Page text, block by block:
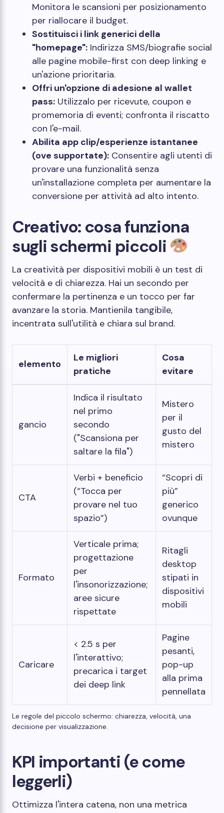
Monitora le scansioni per posizionamento
per riallocare il budget.
Sostituisci i link generici della
"homepage": Indirizza SMS/biografie social
alle pagine mobile-first con deep linking e
un'azione prioritaria.
Offri un'opzione di adesione al wallet
pass: Utilizzalo per ricevute, coupon e
promemoria di eventi; confronta il riscatto
con l'e-mail.
Abilita app clip/esperienze istantanee
(ove supportate): Consentire agli utenti di
provare una funzionalità senza
un'installazione completa per aumentare la
conversione per attività ad alto intento.
Creativo: cosa funziona
sugli schermi piccoli
La creatività per dispositivi mobili è un test di
velocità e di chiarezza. Hai un secondo per
confermare la pertinenza e un tocco per far
avanzare la storia. Mantienila tangibile,
incentrata sull'utilità e chiara sul brand.
elemento
Le migliori
pratiche
Cosa
evitare
gancio
Indica il risultato
nel primo
secondo
("Scansiona per
saltare la fila")
Mistero
per il
gusto del
mistero
CTA
Verbi + beneficio
(“Tocca per
provare nel tuo
spazio”)
“Scopri di
più”
generico
ovunque
Formato
Verticale prima;
progettazione
per
l'insonorizzazione;
aree sicure
rispettate
Ritagli
desktop
stipati in
dispositivi
mobili
Caricare
< 2.5 s per
l'interattivo;
precarica i target
dei deep link
Pagine
pesanti,
pop-up
alla prima
pennellata
Le regole del piccolo schermo: chiarezza, velocità, una
decisione per visualizzazione.
KPI importanti (e come
leggerli)
Ottimizza l'intera catena, non una metrica